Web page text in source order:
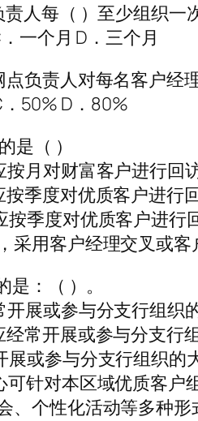
人每（ ）至少组织一
一个月 D．三个月
负责人对每名客户经
50% D．80%
是（ ）
按月对财富客户进行回
季度对优质客户进行
按季度对优质客户进行
采用客户经理交叉或客
：（ ）。
展或参与分支行组织
常开展或参与分支行
或参与分支行组织的
可针对本区域优质客
、个性化活动等多种形